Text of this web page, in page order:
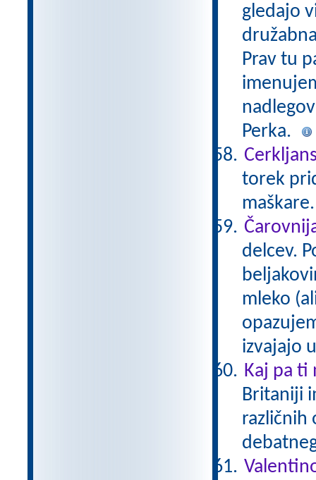
gledajo
Prav tu
Perka.
torek
delcev.
mleko
izvajajo
Kaj pa ti
Britaniji
različnih